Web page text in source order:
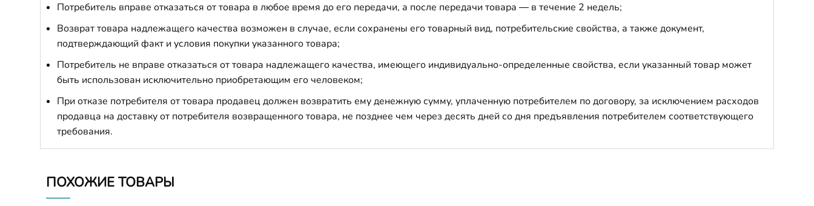
Потребитель вправе отказаться от товара в любое время до его передачи, а после передачи товара — в течение 2 недель;
Возврат товара надлежащего качества возможен в случае, если сохранены его товарный вид, потребительские свойства, а также документ,
подтверждающий факт и условия покупки указанного товара;
Потребитель не вправе отказаться от товара надлежащего качества, имеющего индивидуально-определенные свойства, если указанный товар может
быть использован исключительно приобретающим его человеком;
При отказе потребителя от товара продавец должен возвратить ему денежную сумму, уплаченную потребителем по договору, за исключением расходов
продавца на доставку от потребителя возвращенного товара, не позднее чем через десять дней со дня предъявления потребителем соответствующего
требования.
ПОХОЖИЕ ТОВАРЫ